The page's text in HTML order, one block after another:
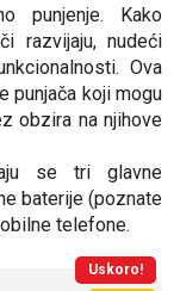
punjenje. Kako
razvijaju, nudeći
Ova
punjača koji mogu
obzira na njihove
se tri glavne
baterije (poznate
telefone.
Uskoro!